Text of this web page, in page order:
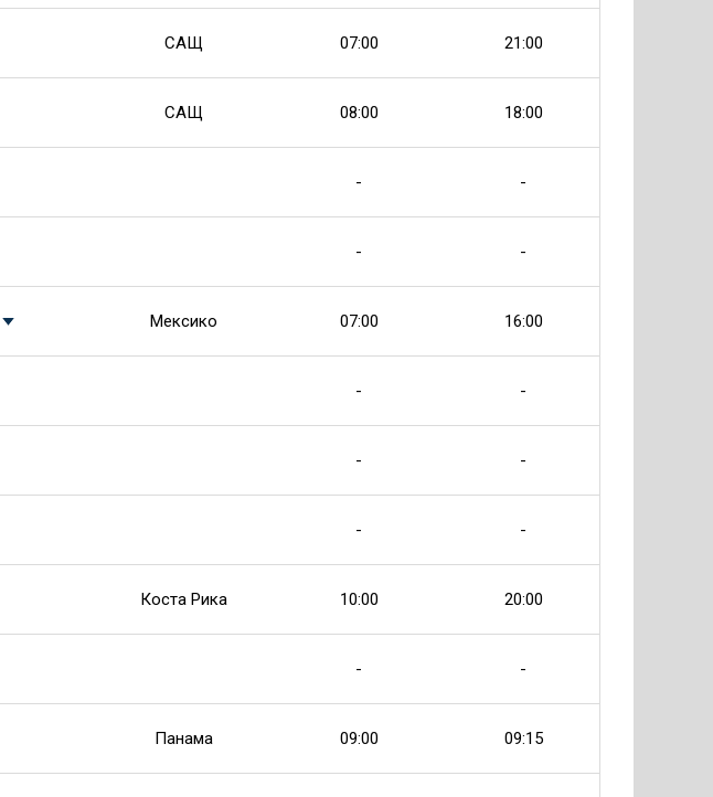
САЩ 07:00 21:00
САЩ 08:00 18:00
- -
- -
Мексико 07:00 16:00
- -
- -
- -
Коста Рика 10:00 20:00
- -
Панама 09:00 09:15